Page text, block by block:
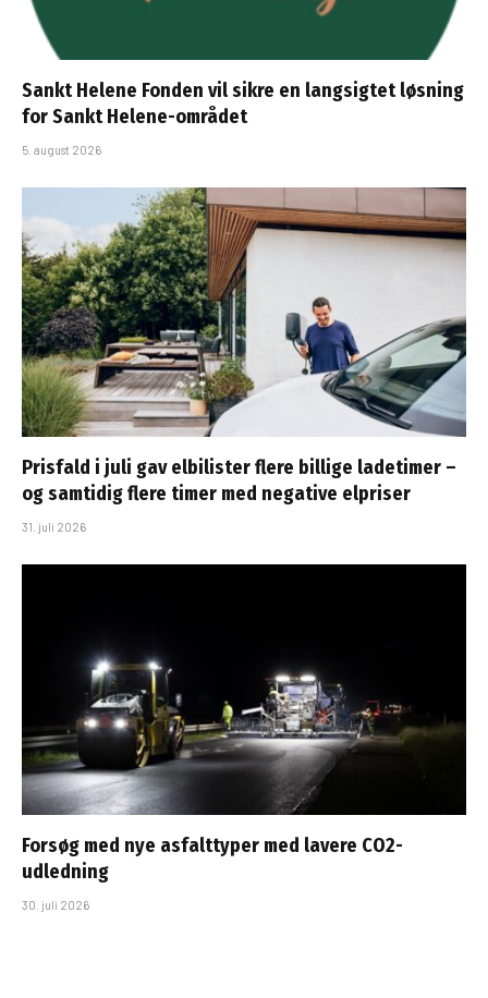
Sankt Helene Fonden vil sikre en langsigtet løsning
for Sankt Helene-området
5. august 2026
Prisfald i juli gav elbilister flere billige ladetimer –
og samtidig flere timer med negative elpriser
31. juli 2026
Forsøg med nye asfalttyper med lavere CO2-
udledning
30. juli 2026